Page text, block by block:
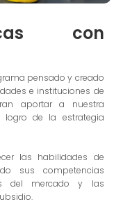
con
pensado y creado
e instituciones de
aportar a nuestra
logro de la estrategia
las habilidades de
sus competencias
del mercado y las